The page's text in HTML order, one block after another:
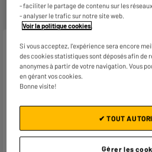
Caractéristiques
Marque
Type de produit
Plus produit balisage
- faciliter le partage de contenu sur les
- analyser le trafic sur notre site web.
Voir la politique cookies.
Si vous acceptez, l'expérience sera encore
des cookies statistiques sont déposés afin de
anonymes à partir de votre navigation. Vous
en gérant vos cookies.
Bonne visite!
Gérer les
✔ TOUT